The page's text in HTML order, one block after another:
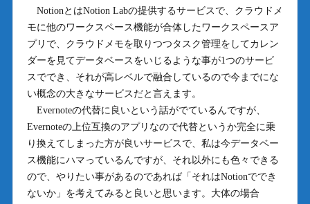
NotionとはNotion Labの提供するサービスで、クラウドメ
モに他のワークスペース機能が合体したワークスペースア
プリで、クラウドメモを取りつつタスク管理をしてカレン
ダーを見てデータベースをいじるような事が1つのサービ
スででき、それが高レベルで融合しているので今までにな
い概念の大きなサービスだと言えます。
Evernoteの代替に良いという話がでているんですが、
Evernoteの上位互換のアプリなので代替というか完全に乗
り換えてしまった方が良いサービスで、私は今データベー
ス機能にハマっているんですが、それ以外にも色々できる
ので、やりたい事があるのであれば「それはNotionででき
ないか」を考えてみると良いと思います。大体の場合